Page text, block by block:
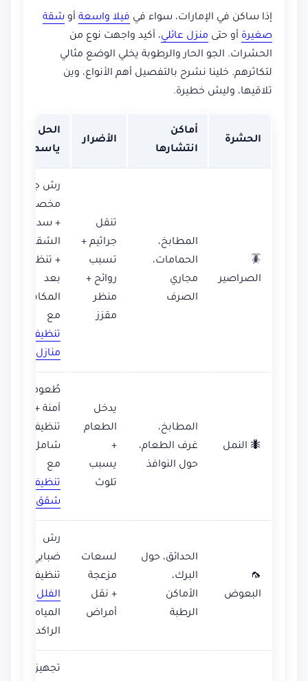
إذا ساكن في الإمارات، سواء في فيلا واسعة أو شقة
صغيرة أو حتى منزل عائلي، أكيد واجهت نوع من
الحشرات. الجو الحار والرطوبة يخلي الوضع مثالي
لتكاثرهم. خلينا نشرح بالتفصيل أهم الأنواع، وين
تلاقيها، وليش خطيرة.
الحشرة
أماكن
انتشارها
الأضرار
الحل من
ياسمين
🪳
الصراصير
المطابخ،
الحمامات،
مجاري
الصرف
تنقل
جراثيم +
تسبب
روائح +
منظر
مقزز
رش جل
مخصص
+ سد
الشقوق
+ تنظيف
بعد
المكافحة
مع
تنظيف
منازل
🐜 النمل
المطابخ،
غرف الطعام،
حول النوافذ
يدخل
الطعام
+
يسبب
تلوث
طُعوم
آمنة +
تنظيف
شامل
مع
تنظيف
شقق
🦟
البعوض
الحدائق، حول
البرك،
الأماكن
الرطبة
لسعات
مزعجة
+ نقل
أمراض
رش
ضبابي +
تنظيف
الفلل
المياه
الراكدة
تجهيزات